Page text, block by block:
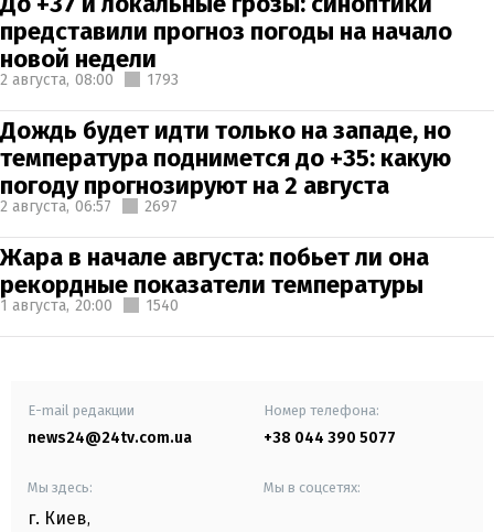
представили прогноз погоды на начало
новой недели
2 августа, 08:00 1793
Дождь будет идти только на западе, но
температура поднимется до +35: какую
погоду прогнозируют на 2 августа
2 августа, 06:57 2697
Жара в начале августа: побьет ли она
рекордные показатели температуры
1 августа, 20:00 1540
E-mail редакции
news24@24tv.com.ua
Номер телефона:
+38 044 390 5077
Мы здесь:
г. Киев,
Мы в соцсетях: